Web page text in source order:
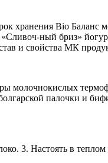
хранения Bio
ный бриз»
и свойства МК
молочнокислых
палочки и
3. Настоять в